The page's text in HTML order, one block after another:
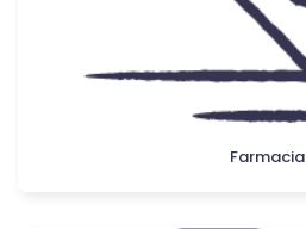
Farmacia